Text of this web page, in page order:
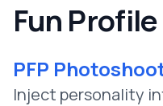
Fun
PFP
Inject personality